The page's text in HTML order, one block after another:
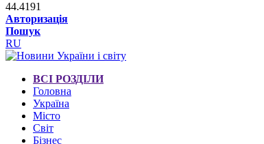
44.4191
Авторизація
Пошук
RU
ВСІ РОЗДІЛИ
Головна
Україна
Місто
Світ
Бізнес